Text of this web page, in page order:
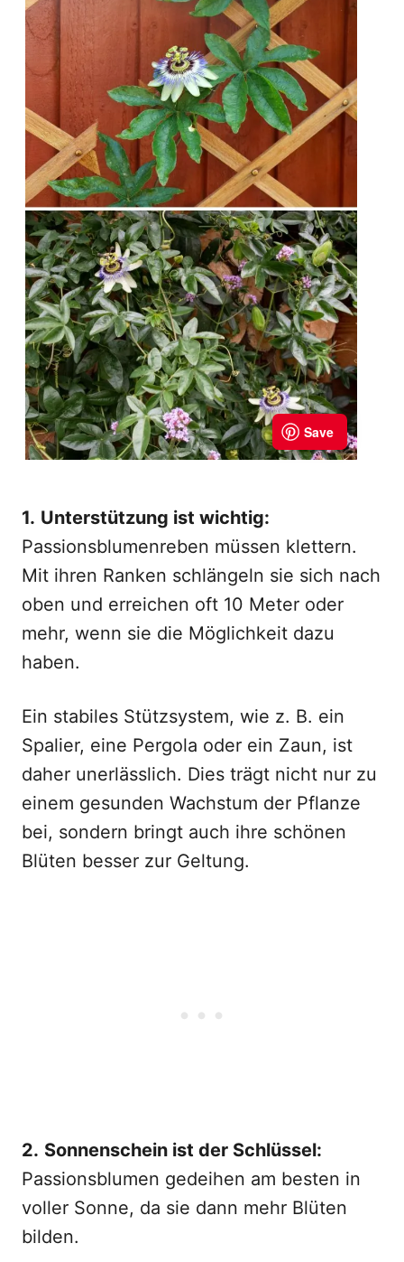
1. Unterstützung ist wichtig:
Passionsblumenreben müssen klettern.
Mit ihren Ranken schlängeln sie sich nach
oben und erreichen oft 10 Meter oder
mehr, wenn sie die Möglichkeit dazu
haben.
Ein stabiles Stützsystem, wie z. B. ein
Spalier, eine Pergola oder ein Zaun, ist
daher unerlässlich. Dies trägt nicht nur zu
einem gesunden Wachstum der Pflanze
bei, sondern bringt auch ihre schönen
Blüten besser zur Geltung.
2. Sonnenschein ist der Schlüssel:
Passionsblumen gedeihen am besten in
voller Sonne, da sie dann mehr Blüten
bilden.